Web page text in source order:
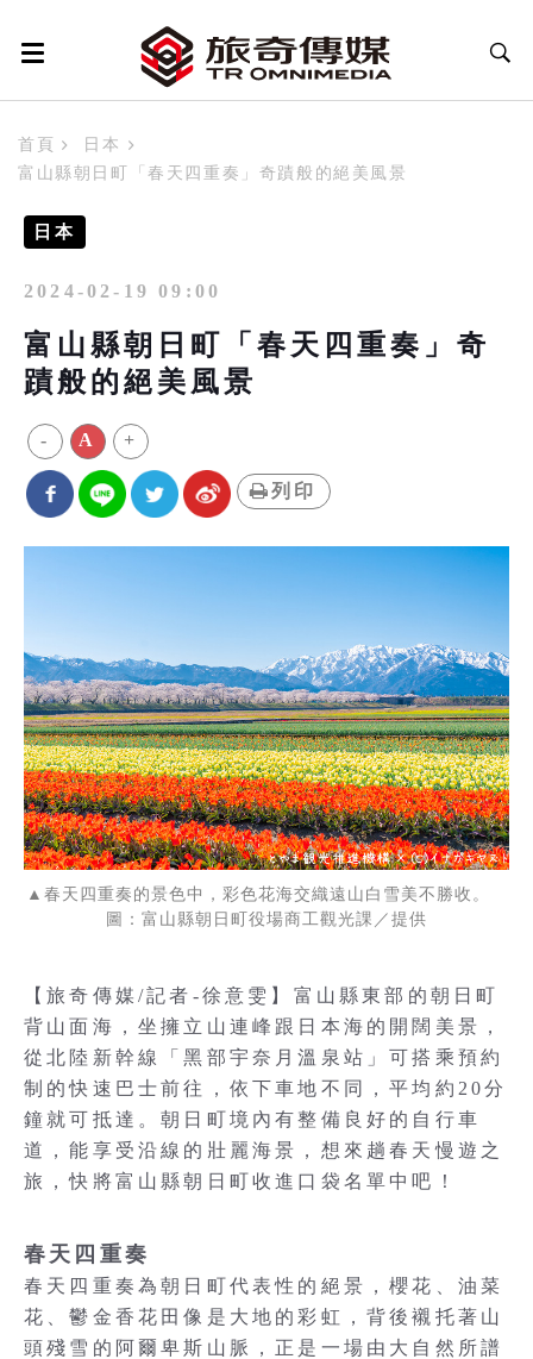
首頁
日本
富山縣朝日町「春天四重奏」奇蹟般的絕美風景
日本
2024-02-19 09:00
富山縣朝日町「春天四重奏」奇
蹟般的絕美風景
- A +
列印
▲春天四重奏的景色中，彩色花海交織遠山白雪美不勝收。
圖：富山縣朝日町役場商工觀光課／提供
【旅奇傳媒/記者-徐意雯】富山縣東部的朝日町
背山面海，坐擁立山連峰跟日本海的開闊美景，
從北陸新幹線「黑部宇奈月溫泉站」可搭乘預約
制的快速巴士前往，依下車地不同，平均約20分
鐘就可抵達。朝日町境內有整備良好的自行車
道，能享受沿線的壯麗海景，想來趟春天慢遊之
旅，快將富山縣朝日町收進口袋名單中吧！
春天四重奏
春天四重奏為朝日町代表性的絕景，櫻花、油菜
花、鬱金香花田像是大地的彩虹，背後襯托著山
頭殘雪的阿爾卑斯山脈，正是一場由大自然所譜